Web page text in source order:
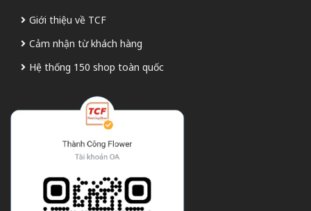
Giới thiệu về TCF
Cảm nhận từ khách hàng
Hệ thống 150 shop toàn quốc